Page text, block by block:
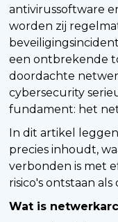
antivirussoftware
worden zij
een ontbrekende
doordachte
cybersecurity
fundament: het
In dit artikel
precies inhoudt,
verbonden is met
risico's ontstaan
Wat is